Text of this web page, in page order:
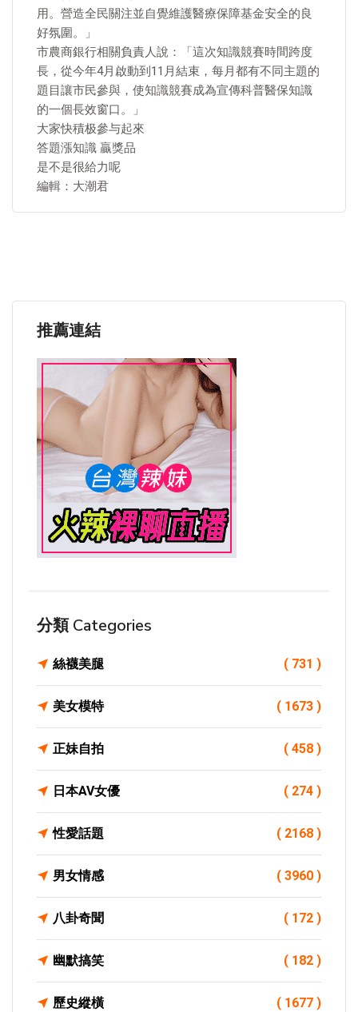
用。營造全民關注並自覺維護醫療保障基金安全的良
好氛圍。」
市農商銀行相關負責人說：「這次知識競賽時間跨度
長，從今年4月啟動到11月結束，每月都有不同主題的
題目讓市民參與，使知識競賽成為宣傳科普醫保知識
的一個長效窗口。」
大家快積极參与起來
答題漲知識 贏獎品
是不是很給力呢
編輯：大潮君
推薦連結
分類 Categories
絲襪美腿 ( 731 )
美女模特 ( 1673 )
正妹自拍 ( 458 )
日本AV女優 ( 274 )
性愛話題 ( 2168 )
男女情感 ( 3960 )
八卦奇聞 ( 172 )
幽默搞笑 ( 182 )
歷史縱橫 ( 1677 )